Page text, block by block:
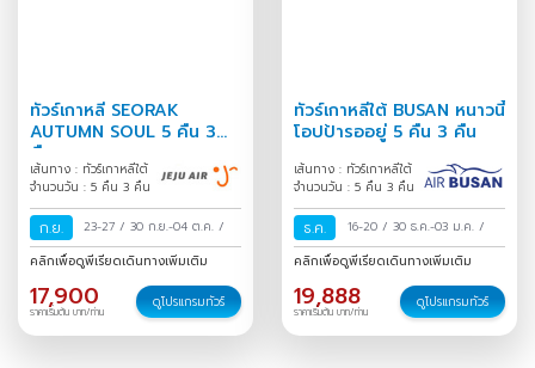
ทัวร์เกาหลี SEORAK
AUTUMN SOUL 5 คืน 3
คืน
เส้นทาง : ทัวร์เกาหลีใต้
จำนวนวัน : 5 คืน 3 คืน
ก.ย. 23-27 / 30 ก.ย.-04 ต.ค. /
คลิกเพื่อดูพีเรียดเดินทางเพิ่มเติม
17,900
ราคาเริ่มต้น บาท/ท่าน
ดูโปรแกรมทัวร์
ทัวร์เกาหลีใต้ BUSAN หนาวนี้
โอปป้ารออยู่ 5 คืน 3 คืน
เส้นทาง : ทัวร์เกาหลีใต้
จำนวนวัน : 5 คืน 3 คืน
ธ.ค. 16-20 / 30 ธ.ค.-03 ม.ค. /
คลิกเพื่อดูพีเรียดเดินทางเพิ่มเติม
19,888
ราคาเริ่มต้น บาท/ท่าน
ดูโปรแกรมทัวร์